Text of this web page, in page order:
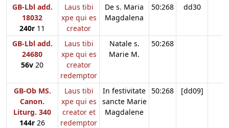
GB-Lbl add.
18032
240r 11
Laus tibi
xpe qui es
creator
De s. Maria
Magdalena
50:268 dd30
GB-Lbl add.
24680
56v 20
Laus tibi
xpe qui es
creator
redemptor
Natale s.
Marie M.
50:268
GB-Ob MS.
Canon.
Liturg. 340
144r 26
Laus tibi
xpe qui es
creator et
redemptor
In festivitate
sancte Marie
Magdalene
50:268 [dd09]